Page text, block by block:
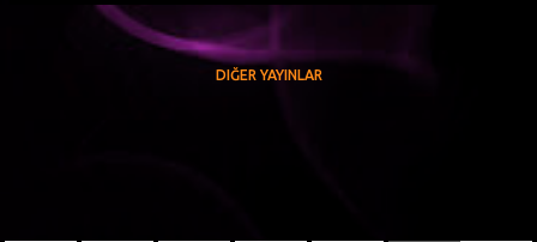
DIĞER YAYINLAR